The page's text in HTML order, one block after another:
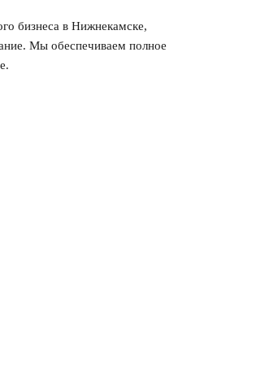
бизнеса в Нижнекамске,
Мы обеспечиваем полное